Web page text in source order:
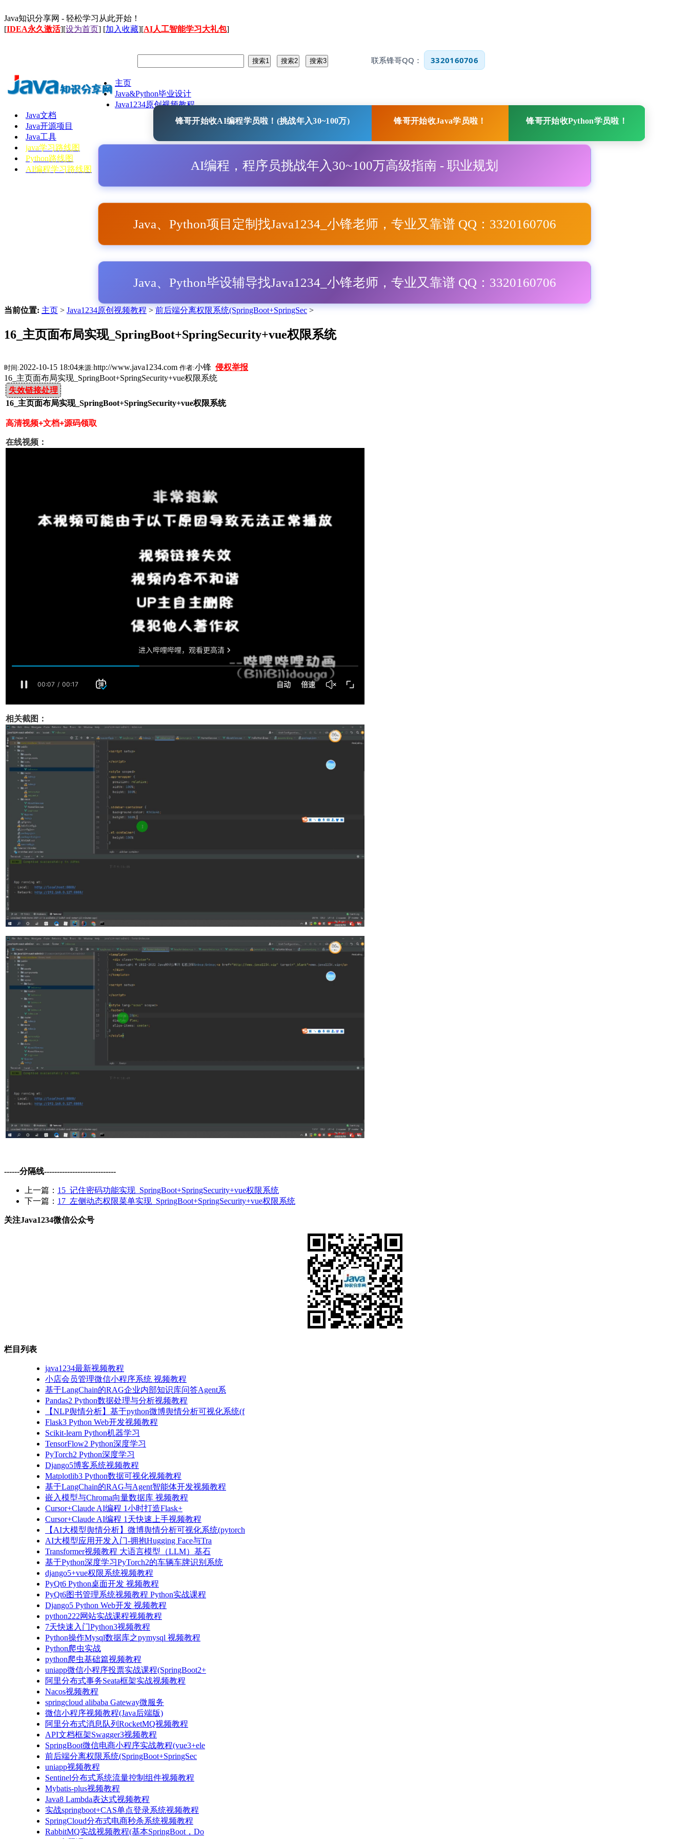
Java知识分享网 - 轻松学习从此开始！
[IDEA永久激活][设为首页] [加入收藏][AI人工智能学习大礼包]
联系锋哥QQ： 3320160706
主页
Java&Python毕业设计
Java1234原创视频教程
Java文档
Java开源项目
Java工具
java学习路线图
Python路线图
AI编程学习路线图
锋哥开始收AI编程学员啦！(挑战年入30~100万) 锋哥开始收Java学员啦！ 锋哥开始收Python学员啦！
AI编程，程序员挑战年入30~100万高级指南 - 职业规划
Java、Python项目定制找Java1234_小锋老师，专业又靠谱 QQ：3320160706
Java、Python毕设辅导找Java1234_小锋老师，专业又靠谱 QQ：3320160706
当前位置: 主页 > Java1234原创视频教程 > 前后端分离权限系统(SpringBoot+SpringSec >
16_主页面布局实现_SpringBoot+SpringSecurity+vue权限系统
时间:2022-10-15 18:04来源:http://www.java1234.com 作者:小锋 侵权举报
16_主页面布局实现_SpringBoot+SpringSecurity+vue权限系统
失效链接处理
16_主页面布局实现_SpringBoot+SpringSecurity+vue权限系统
高清视频+文档+源码领取
在线视频：
相关截图：
------分隔线----------------------------
上一篇： 15_记住密码功能实现_SpringBoot+SpringSecurity+vue权限系统
下一篇： 17_左侧动态权限菜单实现_SpringBoot+SpringSecurity+vue权限系统
关注Java1234微信公众号
栏目列表
java1234最新视频教程
小店会员管理微信小程序系统 视频教程
基于LangChain的RAG企业内部知识库问答Agent系
Pandas2 Python数据处理与分析视频教程
【NLP舆情分析】基于python微博舆情分析可视化系统(f
Flask3 Python Web开发视频教程
Scikit-learn Python机器学习
TensorFlow2 Python深度学习
PyTorch2 Python深度学习
Django5博客系统视频教程
Matplotlib3 Python数据可视化视频教程
基于LangChain的RAG与Agent智能体开发视频教程
嵌入模型与Chroma向量数据库 视频教程
Cursor+Claude AI编程 1小时打造Flask+
Cursor+Claude AI编程 1天快速上手视频教程
【AI大模型舆情分析】微博舆情分析可视化系统(pytorch
AI大模型应用开发入门-拥抱Hugging Face与Tra
Transformer视频教程 大语言模型（LLM）基石
基于Python深度学习PyTorch2的车辆车牌识别系统
django5+vue权限系统视频教程
PyQt6 Python桌面开发 视频教程
PyQt6图书管理系统视频教程 Python实战课程
Django5 Python Web开发 视频教程
python222网站实战课程视频教程
7天快速入门Python3视频教程
Python操作Mysql数据库之pymysql 视频教程
Python爬虫实战
python爬虫基础篇视频教程
uniapp微信小程序投票实战课程(SpringBoot2+
阿里分布式事务Seata框架实战视频教程
Nacos视频教程
springcloud alibaba Gateway微服务
微信小程序视频教程(Java后端版)
阿里分布式消息队列RocketMQ视频教程
API文档框架Swagger3视频教程
SpringBoot微信电商小程序实战教程(vue3+ele
前后端分离权限系统(SpringBoot+SpringSec
uniapp视频教程
Sentinel分布式系统流量控制组件视频教程
Mybatis-plus视频教程
Java8 Lambda表达式视频教程
实战springboot+CAS单点登录系统视频教程
SpringCloud分布式电商秒杀系统视频教程
RabbitMQ实战视频教程(基本SpringBoot，Do